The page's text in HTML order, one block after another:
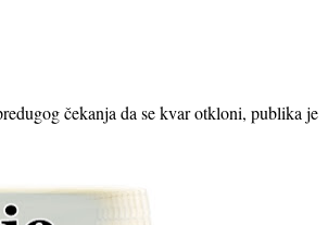
čekanja da se kvar otkloni, publika je